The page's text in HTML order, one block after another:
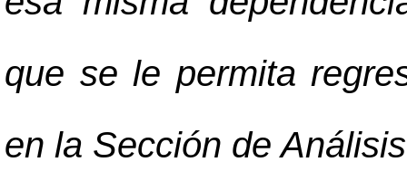
que se le permita
en la Sección de